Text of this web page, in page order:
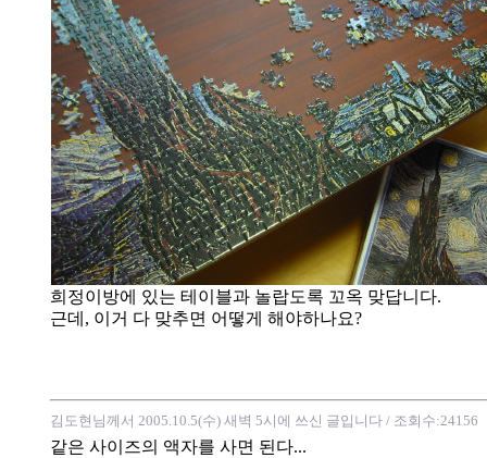
희정이방에 있는 테이블과 놀랍도록 꼬옥 맞답니다.
근데, 이거 다 맞추면 어떻게 해야하나요?
김도현님께서 2005.10.5(수) 새벽 5시에 쓰신 글입니다 / 조회수:24156
같은 사이즈의 액자를 사면 된다...